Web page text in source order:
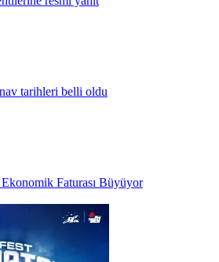
tarihleri belli oldu
Ekonomik Faturası Büyüyor